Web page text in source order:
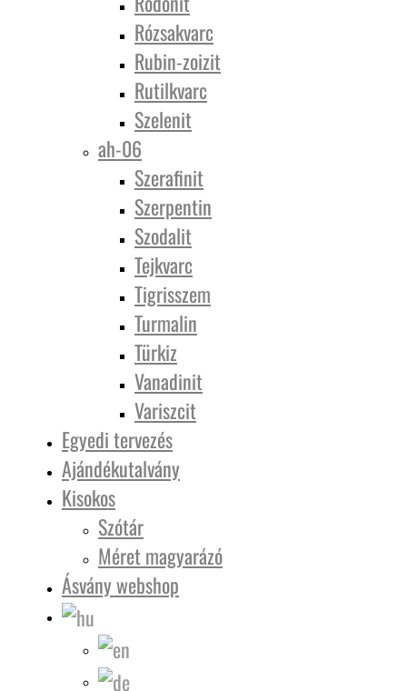
Rózsakvarc
Rubin-zoizit
Rutilkvarc
Szelenit
ah-06
Szerafinit
Szerpentin
Szodalit
Tejkvarc
Tigrisszem
Turmalin
Türkiz
Vanadinit
Variszcit
Egyedi tervezés
Ajándékutalvány
Kisokos
Szótár
Méret magyarázó
Ásvány webshop